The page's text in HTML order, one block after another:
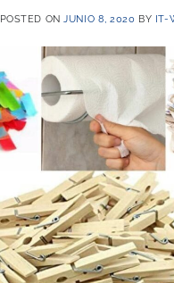
POSTED ONJUNIO 8, 2020 BY IT-